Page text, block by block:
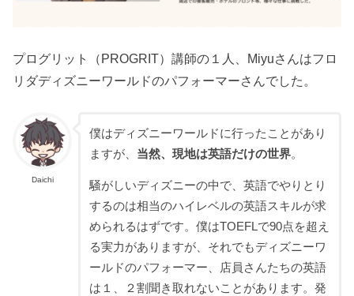
プログリット（PROGRIT）講師の１人、Miyuさんはフロ
リダディズニーワールドのパフォーマーさんでした。
Daichi
僕はディズニーワールドに行ったことがあり
ますが、 当然、現地は英語だけの世界。
騒がしいディズニーの中で、英語でやりとり
するのは相当のハイレベルの英語スキルが求
められるはずです。僕はTOEFLで90点を超え
る実力がありますが、それでもディズニーワ
ールドのパフォーマー、店員さんたちの英語
は１、２割聞き取れないことがあります。発